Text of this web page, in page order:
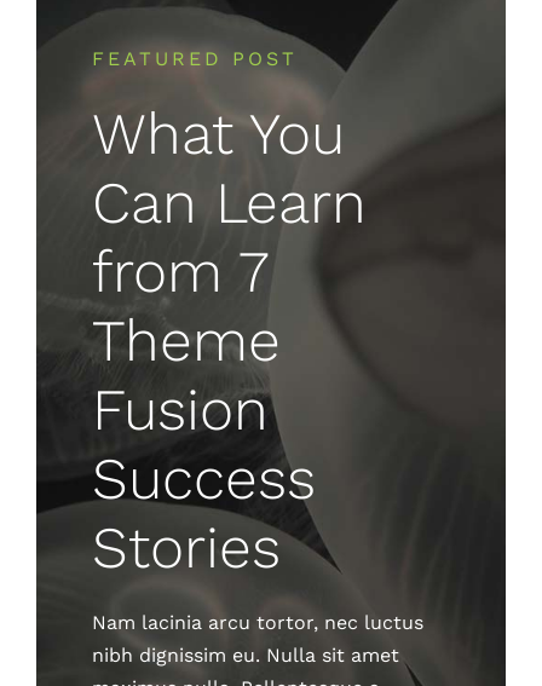
FEATURED POST
What You
Can Learn
from 7
Theme
Fusion
Success
Stories
Nam lacinia arcu tortor, nec luctus
nibh dignissim eu. Nulla sit amet